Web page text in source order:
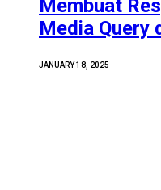
Membuat
Media Query
JANUARY 18, 2025